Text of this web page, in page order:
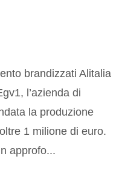
brandizzati Alitalia
l’azienda di
la produzione
1 milione di euro.
approfo...